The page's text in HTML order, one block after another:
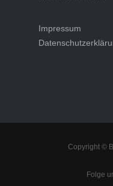
Impressum
Copyright ©
Folge